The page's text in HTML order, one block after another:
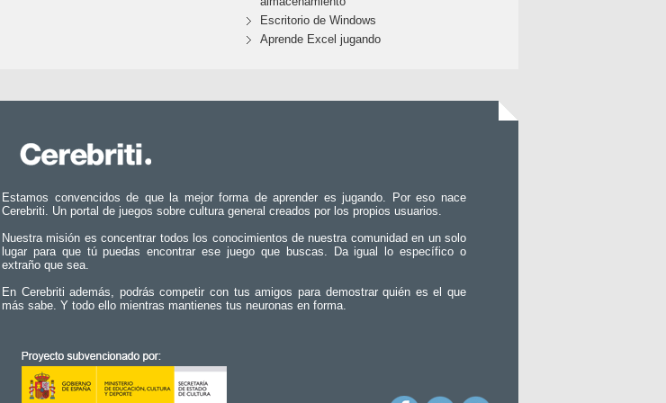
Escritorio de Windows
Aprende Excel jugando
Estamos convencidos de que la mejor forma de aprender es jugando. Por eso nace
Cerebriti. Un portal de juegos sobre cultura general creados por los propios usuarios.
Nuestra misión es concentrar todos los conocimientos de nuestra comunidad en un solo
lugar para que tú puedas encontrar ese juego que buscas. Da igual lo específico o
extraño que sea.
En Cerebriti además, podrás competir con tus amigos para demostrar quién es el que
más sabe. Y todo ello mientras mantienes tus neuronas en forma.